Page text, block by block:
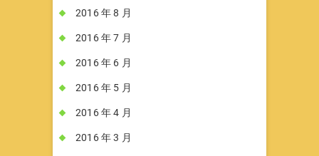
2016 年 8 月
2016 年 7 月
2016 年 6 月
2016 年 5 月
2016 年 4 月
2016 年 3 月